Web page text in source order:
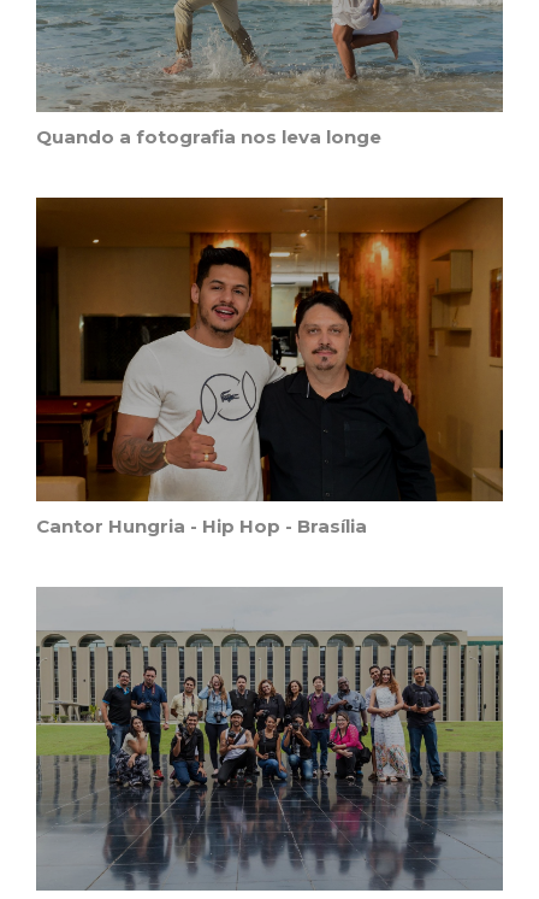
Quando a fotografia nos leva longe
Cantor Hungria - Hip Hop - Brasília